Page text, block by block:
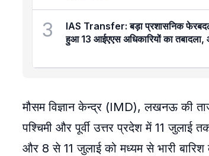
3
IAS Transfer: बड़ा प्रशासनिक
हुआ 13 आईएएस अधिकारियों का तबादला,
मौसम विज्ञान केन्द्र (IMD), लखनऊ की
पश्चिमी और पूर्वी उत्तर प्रदेश में 11 जुलाई
और 8 से 11 जुलाई को मध्यम से भारी